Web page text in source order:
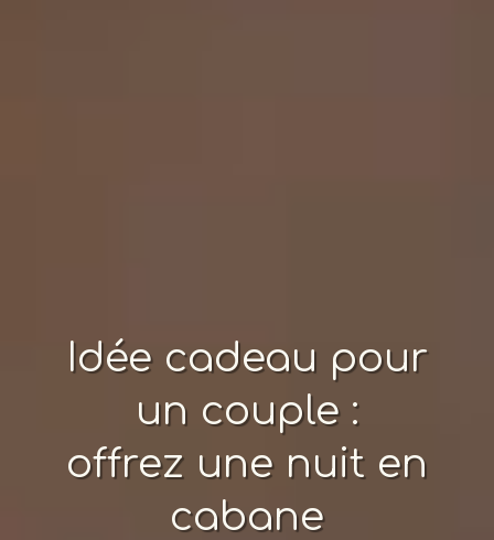
Idée cadeau pour
un couple :
offrez une nuit en
cabane